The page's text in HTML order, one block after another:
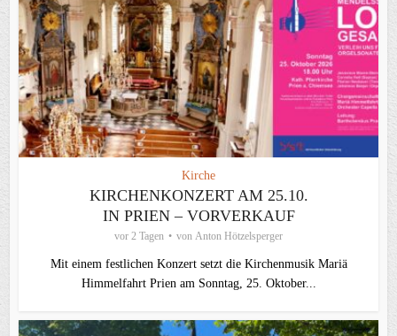
Kirche
KIRCHENKONZERT AM 25.10.
IN PRIEN – VORVERKAUF
vor 2 Tagen von Anton Hötzelsperger
Mit einem festlichen Konzert setzt die Kirchenmusik Mariä
Himmelfahrt Prien am Sonntag, 25. Oktober...